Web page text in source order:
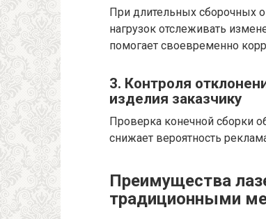
При длительных сборочных
нагрузок отслеживать
помогает своевременно
3. Контроля
изделия заказчику
Проверка конечной сборки
снижает вероятность
Преимущества
традиционными